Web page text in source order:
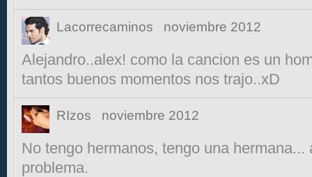
Lacorrecaminos noviembre 2012
Alejandro..alex! como la cancion es un
tantos buenos momentos nos trajo..xD
RIzos noviembre 2012
No tengo hermanos, tengo una
problema.